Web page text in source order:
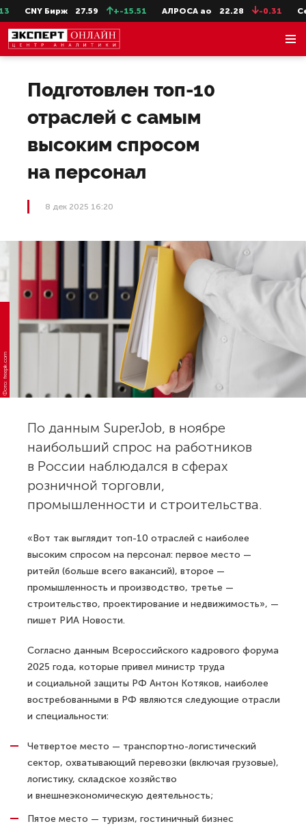
CNY Бирж 27.59 +-15.51 АЛРОСА ао 22.28 -0.31
Подготовлен топ-10
отраслей с самым
высоким спросом
на персонал
8 дек 2025 16:20
Фото: freepik.com
По данным SuperJob, в ноябре
наибольший спрос на работников
в России наблюдался в сферах
розничной торговли,
промышленности и строительства.
«Вот так выглядит топ-10 отраслей с наиболее
высоким спросом на персонал: первое место —
ритейл (больше всего вакансий), второе —
промышленность и производство, третье —
строительство, проектирование и недвижимость», —
пишет РИА Новости.
Согласно данным Всероссийского кадрового форума
2025 года, которые привел министр труда
и социальной защиты РФ Антон Котяков, наиболее
востребованными в РФ являются следующие отрасли
и специальности:
Четвертое место — транспортно-логистический
сектор, охватывающий перевозки (включая грузовые),
логистику, складское хозяйство
и внешнеэкономическую деятельность;
Пятое место — туризм, гостиничный бизнес